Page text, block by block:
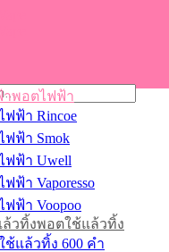
:พอตไฟฟ้า
ฟฟ้า Rincoe
ฟฟ้า Smok
ฟฟ้า Uwell
ฟ้า Vaporesso
ฟ้า Voopoo
พอตใช้แล้วทิ้ง
ช้แล้วทิ้ง 600 คำ